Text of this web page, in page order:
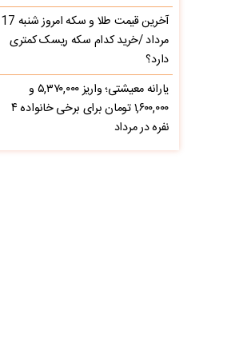
آخرین قیمت طلا و سکه امروز شنبه 17
مرداد /خرید کدام سکه ریسک کمتری
دارد؟
یارانه معیشتی؛ واریز ۵,۳۷۰,۰۰۰ و
۱,۶۰۰,۰۰۰ تومان برای برخی خانواده ۴
نفره در مرداد